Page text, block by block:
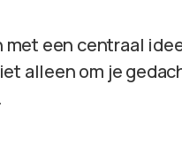
met een centraal
alleen om je